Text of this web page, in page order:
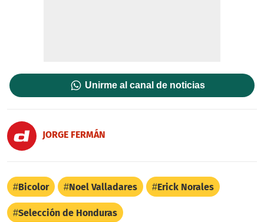
Unirme al canal de noticias
JORGE FERMÁN
Bicolor Noel Valladares Erick Norales
Selección de Honduras